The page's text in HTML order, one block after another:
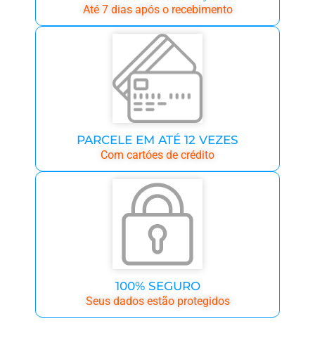
Até 7 dias após o recebimento
PARCELE EM ATÉ 12 VEZES
Com cartóes de crédito
100% SEGURO
Seus dados estão protegidos